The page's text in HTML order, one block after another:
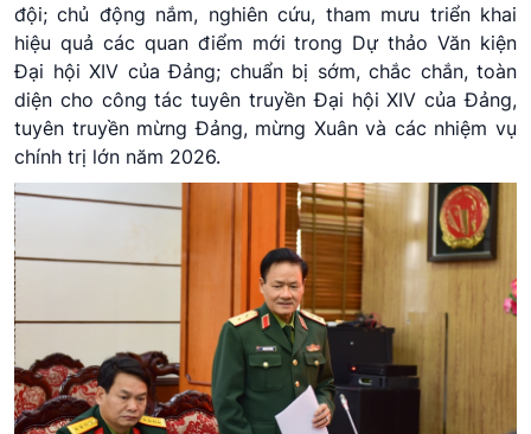
đội; chủ động nắm, nghiên cứu, tham mưu triển khai
hiệu quả các quan điểm mới trong Dự thảo Văn kiện
Đại hội XIV của Đảng; chuẩn bị sớm, chắc chắn, toàn
diện cho công tác tuyên truyền Đại hội XIV của Đảng,
tuyên truyền mừng Đảng, mừng Xuân và các nhiệm vụ
chính trị lớn năm 2026.